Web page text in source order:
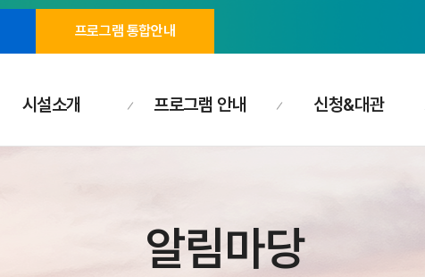
프로그램 통합안내
시설소개 프로그램 안내 신청&대관
알림마당